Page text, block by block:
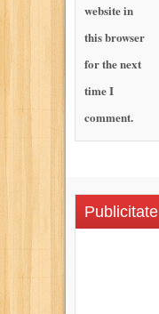
website in
this browser
for the next
time I
comment.
Publicitate